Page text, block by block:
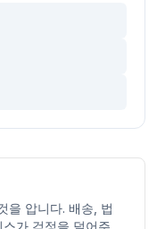
을 압니다. 배송, 법
가 걱정을 덜어주